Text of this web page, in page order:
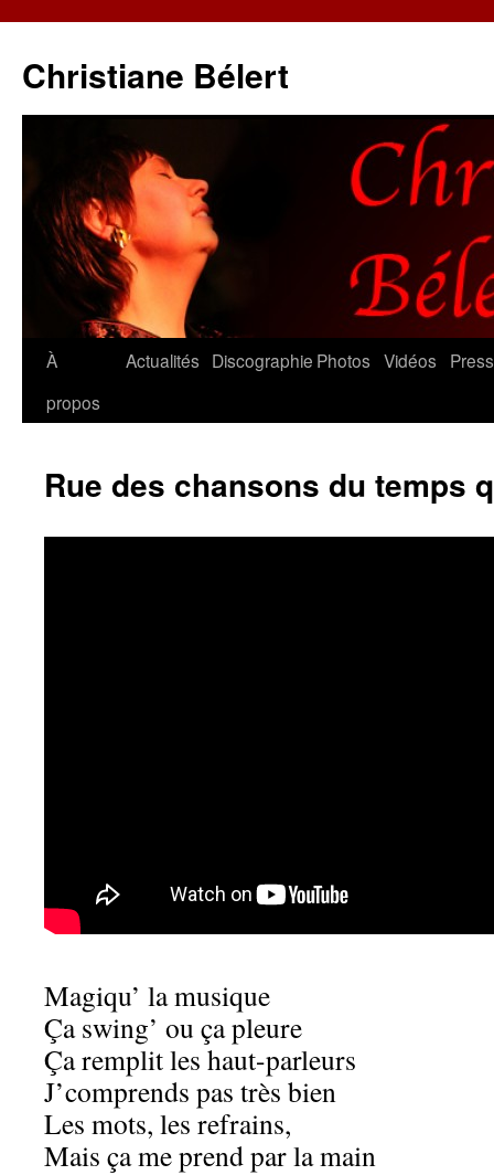
Christiane Bélert
Aller
À
propos
Actualités Discographie Photos Vidéos
Rue des chansons du temps
Magiqu’ la musique
Ça swing’ ou ça pleure
Ça remplit les haut-parleurs
J’comprends pas très bien
Les mots, les refrains,
Mais ça me prend par la main